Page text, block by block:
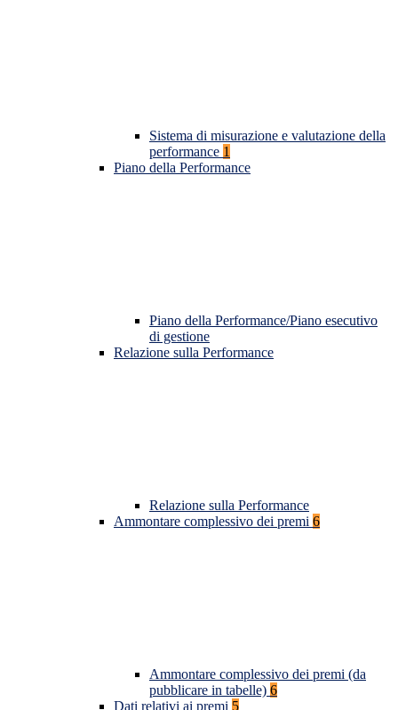
Sistema di misurazione e valutazione della
performance 1
Piano della Performance
Piano della Performance/Piano esecutivo
di gestione
Relazione sulla Performance
Relazione sulla Performance
Ammontare complessivo dei premi 6
Ammontare complessivo dei premi (da
pubblicare in tabelle) 6
Dati relativi ai premi 5